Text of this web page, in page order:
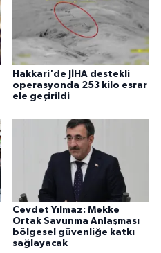
Hakkari'de JİHA destekli
operasyonda 253 kilo esrar
ele geçirildi
Cevdet Yılmaz: Mekke
Ortak Savunma Anlaşması
bölgesel güvenliğe katkı
sağlayacak